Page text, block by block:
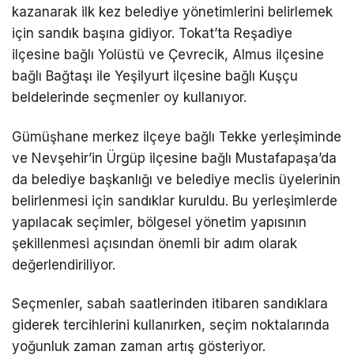
kazanarak ilk kez belediye yönetimlerini belirlemek
için sandık başına gidiyor. Tokat’ta Reşadiye
ilçesine bağlı Yolüstü ve Çevrecik, Almus ilçesine
bağlı Bağtaşı ile Yeşilyurt ilçesine bağlı Kuşçu
beldelerinde seçmenler oy kullanıyor.
Gümüşhane merkez ilçeye bağlı Tekke yerleşiminde
ve Nevşehir’in Ürgüp ilçesine bağlı Mustafapaşa’da
da belediye başkanlığı ve belediye meclis üyelerinin
belirlenmesi için sandıklar kuruldu. Bu yerleşimlerde
yapılacak seçimler, bölgesel yönetim yapısının
şekillenmesi açısından önemli bir adım olarak
değerlendiriliyor.
Seçmenler, sabah saatlerinden itibaren sandıklara
giderek tercihlerini kullanırken, seçim noktalarında
yoğunluk zaman zaman artış gösteriyor.